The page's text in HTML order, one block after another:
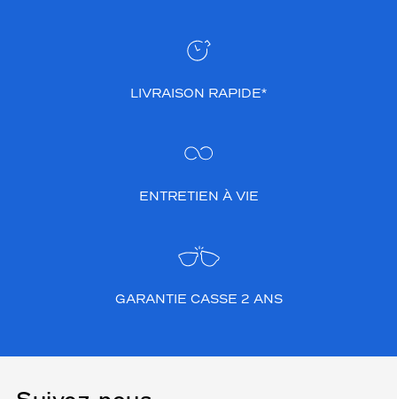
LIVRAISON RAPIDE*
ENTRETIEN À VIE
GARANTIE CASSE 2 ANS